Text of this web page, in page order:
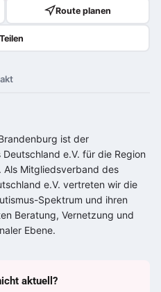
Route planen
Teilen
ist der
e.V. für die Region
Mitgliedsverband des
e.V. vertreten wir die
Spektrum und ihren
Beratung, Vernetzung und
Ebene.
aktuell?